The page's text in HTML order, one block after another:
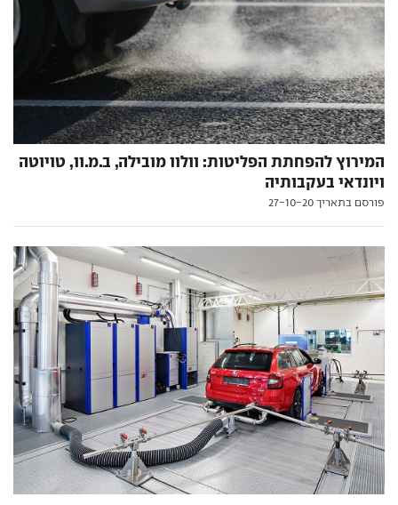
המירוץ להפחתת הפליטות: וולוו מובילה, ב.מ.וו, טויוטה
ויונדאי בעקבותיה
פורסם בתאריך 27-10-20